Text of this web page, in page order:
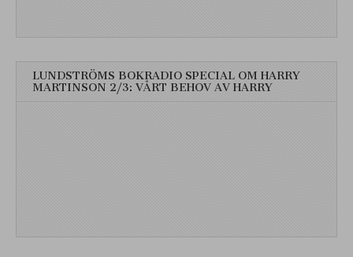
LUNDSTRÖMS BOKRADIO SPECIAL OM HARRY
MARTINSON 2/3: VÅRT BEHOV AV HARRY